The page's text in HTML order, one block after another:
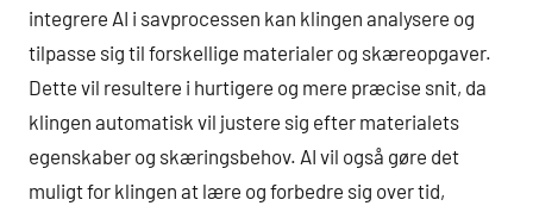
integrere AI i savprocessen kan klingen analysere og
tilpasse sig til forskellige materialer og skæreopgaver.
Dette vil resultere i hurtigere og mere præcise snit, da
klingen automatisk vil justere sig efter materialets
egenskaber og skæringsbehov. AI vil også gøre det
muligt for klingen at lære og forbedre sig over tid,